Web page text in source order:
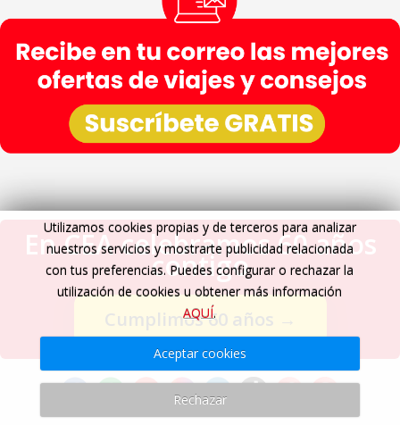
En CEA celebramos 60 años
contigo
Cumplimos 60 años →
Utilizamos cookies propias y de terceros para analizar
nuestros servicios y mostrarte publicidad relacionada
con tus preferencias. Puedes configurar o rechazar la
utilización de cookies u obtener más información
AQUÍ.
Aceptar cookies
Rechazar